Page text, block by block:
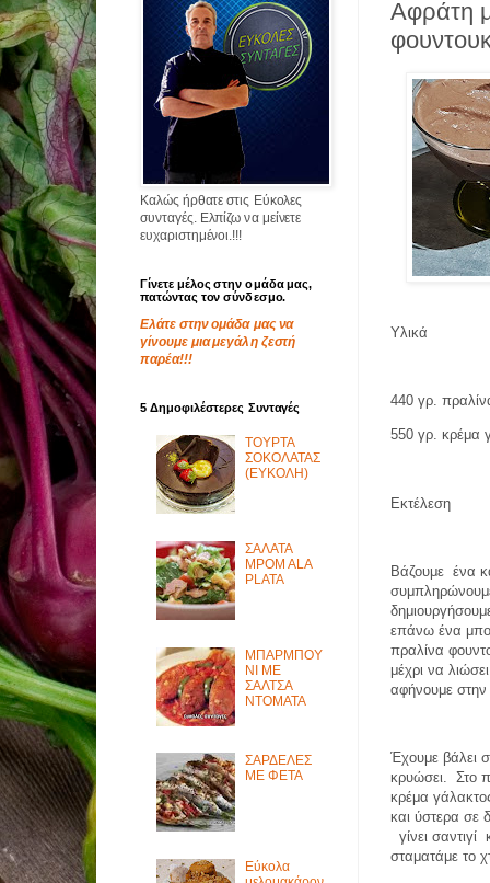
Αφράτη
Υλικά
440 γρ.
550 γρ. κρέμα
Εκτέλεση
Βάζουμε ένα
επάνω ένα
πραλίνα
μέχρι να
αφήνουμε
Έχουμε βάλει
κρυώσει.
Στο
κρέμα
και ύστερα σε
γίνει σαντιγί
σταματάμε το
Καλώς ήρθατε στις Εύκολες
συνταγές. Ελπίζω να μείνετε
ευχαριστημένοι.!!!
Γίνετε μέλος στην ομάδα μας,
πατώντας τον σύνδεσμο.
Ελάτε στην ομάδα μας να
γίνουμε μια μεγάλη ζεστή
παρέα!!!
5 Δημοφιλέστερες Συνταγές
ΤΟΥΡΤΑ
ΣΟΚΟΛΑΤΑΣ
(ΕΥΚΟΛΗ)
ΣΑΛΑΤΑ
MPOM ALA
PLATA
ΜΠΑΡΜΠΟΥ
ΝΙ ΜΕ
ΣΑΛΤΣΑ
ΝΤΟΜΑΤΑ
ΣΑΡΔΕΛΕΣ
ΜΕ ΦΕΤΑ
Εύκολα